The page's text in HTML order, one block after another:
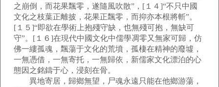
之崩倒，而花果飄零，遂隨風吹散”，[１４]“不只中國
文化之枝葉正離披，花果正飄零，而抑亦本根將斬”。
[１５]“即欲在學術上抱殘守缺，也無殘可抱，無缺可
守”。[１６]在現代中國文化中儒學凋零又無家可歸，仿
佛一縷孤魂，飄蕩于文化的荒墳，孤棲在精神的廢墟，
一無憑借，一無寄托，一無歸依，新儒家文化漂泊的心
態因之銘鑄于心，浸刻在骨。
異地寄居，歸鄉無望，尸魂永遠只能在他鄉游蕩，